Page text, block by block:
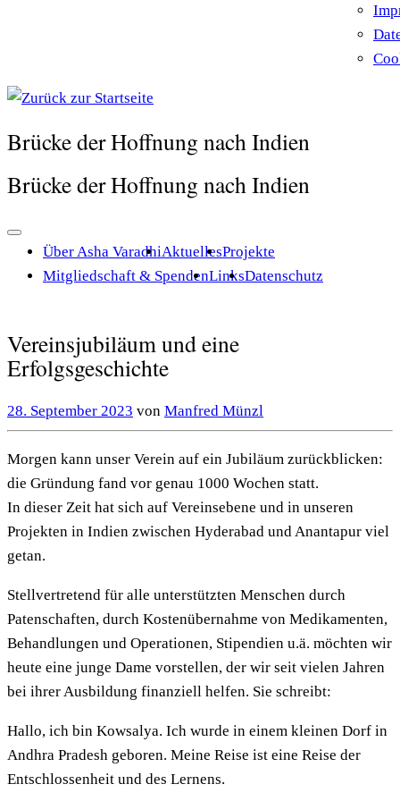
Brücke der Hoffnung nach Indien
Brücke der Hoffnung nach Indien
Über Asha VaradhiAktuellesProjekte
Mitgliedschaft & SpendenLinksDatenschutz
Vereinsjubiläum und eine
Erfolgsgeschichte
28. September 2023 von Manfred Münzl
Morgen kann unser Verein auf ein Jubiläum zurückblicken:
die Gründung fand vor genau 1000 Wochen statt.
In dieser Zeit hat sich auf Vereinsebene und in unseren
Projekten in Indien zwischen Hyderabad und Anantapur viel
getan.
Stellvertretend für alle unterstützten Menschen durch
Patenschaften, durch Kostenübernahme von Medikamenten,
Behandlungen und Operationen, Stipendien u.ä. möchten wir
heute eine junge Dame vorstellen, der wir seit vielen Jahren
bei ihrer Ausbildung finanziell helfen. Sie schreibt:
Hallo, ich bin Kowsalya. Ich wurde in einem kleinen Dorf in
Andhra Pradesh geboren. Meine Reise ist eine Reise der
Entschlossenheit und des Lernens.